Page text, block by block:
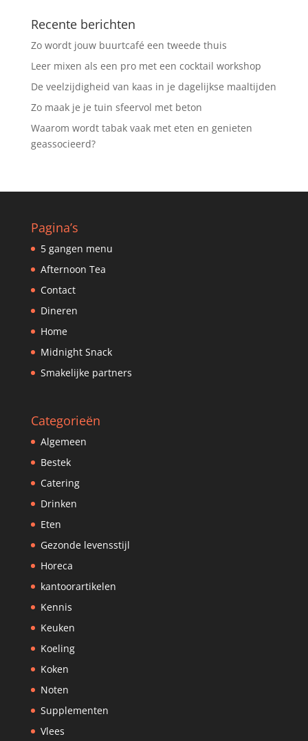
Recente berichten
Zo wordt jouw buurtcafé een tweede thuis
Leer mixen als een pro met een cocktail workshop
De veelzijdigheid van kaas in je dagelijkse maaltijden
Zo maak je je tuin sfeervol met beton
Waarom wordt tabak vaak met eten en genieten
geassocieerd?
Pagina’s
5 gangen menu
Afternoon Tea
Contact
Dineren
Home
Midnight Snack
Smakelijke partners
Categorieën
Algemeen
Bestek
Catering
Drinken
Eten
Gezonde levensstijl
Horeca
kantoorartikelen
Kennis
Keuken
Koeling
Koken
Noten
Supplementen
Vlees